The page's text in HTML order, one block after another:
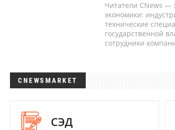
Читатели CNews —
экономики:
технические
государственной
сотрудники
CNEWSMARKET
СЭД